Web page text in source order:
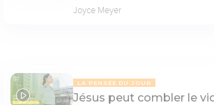
Joyce Meyer
07:58
LA PENSÉE DU JOUR
Jésus peut combler le